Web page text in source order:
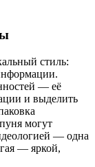
стиль:
— её
и выделить
могут
— одна
— яркой,